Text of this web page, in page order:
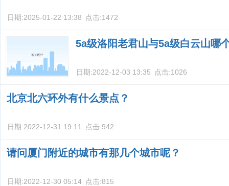
日期:2025-01-22 13:38 点击:1472
5a级洛阳老君山与5a级白云山哪
日期:2022-12-03 13:35 点击:1026
北京北六环外有什么景点？
日期:2022-12-31 19:11 点击:942
请问厦门附近的城市有那几个城市呢？
日期:2022-12-30 05:14 点击:815